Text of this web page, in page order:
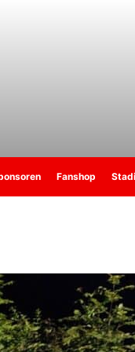
Fanshop